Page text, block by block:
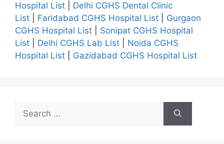
Hospital List
Delhi CGHS Dental Clinic
List
Faridabad CGHS Hospital List
Gurgaon
CGHS Hospital List
Sonipat CGHS Hospital
List
Delhi CGHS Lab List
Noida CGHS
Hospital List
Gazidabad CGHS Hospital List
Search
for: